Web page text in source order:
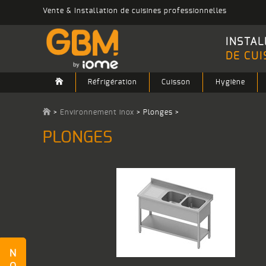
N
Vente & Installation de cuisines professionnelles
DE
Réfrigération Cuisson Hygiène
> Environnement inox > Plonges >
PLONGES